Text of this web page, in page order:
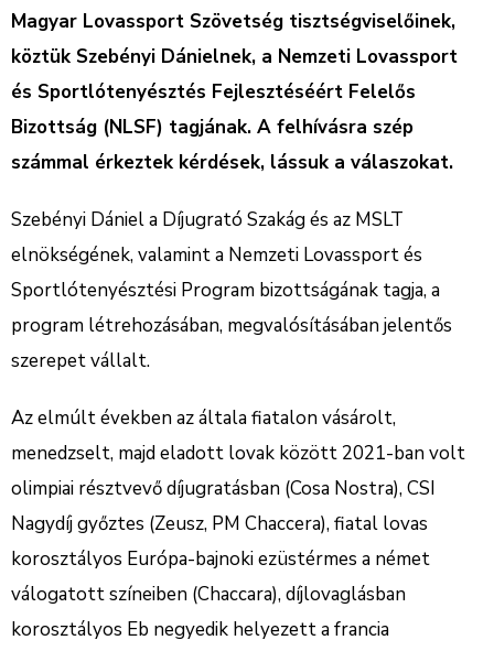
Magyar Lovassport Szövetség tisztségviselőinek,
köztük Szebényi Dánielnek, a Nemzeti Lovassport
és Sportlótenyésztés Fejlesztéséért Felelős
Bizottság (NLSF) tagjának. A felhívásra szép
számmal érkeztek kérdések, lássuk a válaszokat.
Szebényi Dániel a Díjugrató Szakág és az MSLT
elnökségének, valamint a Nemzeti Lovassport és
Sportlótenyésztési Program bizottságának tagja, a
program létrehozásában, megvalósításában jelentős
szerepet vállalt.
Az elmúlt években az általa fiatalon vásárolt,
menedzselt, majd eladott lovak között 2021-ban volt
olimpiai résztvevő díjugratásban (Cosa Nostra), CSI
Nagydíj győztes (Zeusz, PM Chaccera), fiatal lovas
korosztályos Európa-bajnoki ezüstérmes a német
válogatott színeiben (Chaccara), díjlovaglásban
korosztályos Eb negyedik helyezett a francia